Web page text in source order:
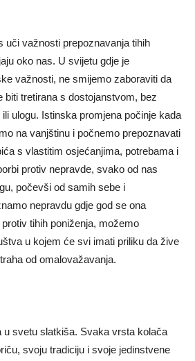
uči važnosti prepoznavanja tihih
oko nas. U svijetu gdje je
važnosti, ne smijemo zaboraviti da
biti tretirana s dostojanstvom, bez
ulogu. Istinska promjena počinje kada
na vanjštinu i počnemo prepoznavati
s vlastitim osjećanjima, potrebama i
protiv nepravde, svako od nas
počevši od samih sebe i
nepravdu gdje god se ona
tihih poniženja, možemo
u kojem će svi imati priliku da žive
od omalovažavanja.
u svetu slatkiša. Svaka vrsta kolača
svoju tradiciju i svoje jedinstvene